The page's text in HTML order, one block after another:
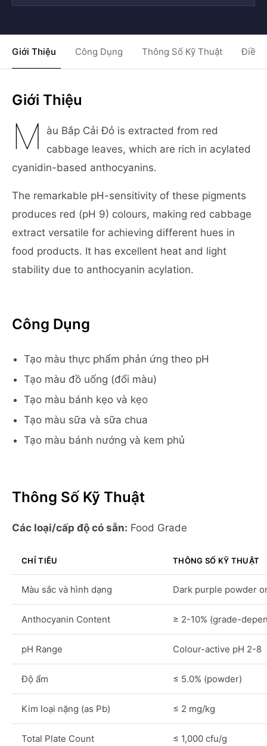
Giới Thiệu Công Dụng Thông Số Kỹ Thuật Điều
Giới Thiệu
M
àu Bắp Cải Đỏ is extracted from red
cabbage leaves, which are rich in acylated
cyanidin-based anthocyanins.
The remarkable pH-sensitivity of these pigments
produces red (pH 9) colours, making red cabbage
extract versatile for achieving different hues in
food products. It has excellent heat and light
stability due to anthocyanin acylation.
Công Dụng
Tạo màu thực phẩm phản ứng theo pH
Tạo màu đồ uống (đổi màu)
Tạo màu bánh kẹo và kẹo
Tạo màu sữa và sữa chua
Tạo màu bánh nướng và kem phủ
Thông Số Kỹ Thuật
Các loại/cấp độ có sẵn: Food Grade
CHỈ TIÊU THÔNG SỐ KỸ THUẬT
Màu sắc và hình dạng Dark purple powder
Anthocyanin Content ≥ 2-10% (grade-
pH Range Colour-active pH 2-8
Độ ẩm ≤ 5.0% (powder)
Kim loại nặng (as Pb) ≤ 2 mg/kg
Total Plate Count ≤ 1,000 cfu/g